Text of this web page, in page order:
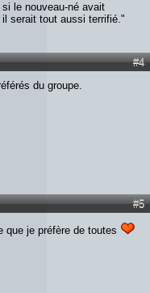
le nouveau-né avait
serait tout aussi terrifié."
#4
du groupe.
#5
que je préfère de toutes